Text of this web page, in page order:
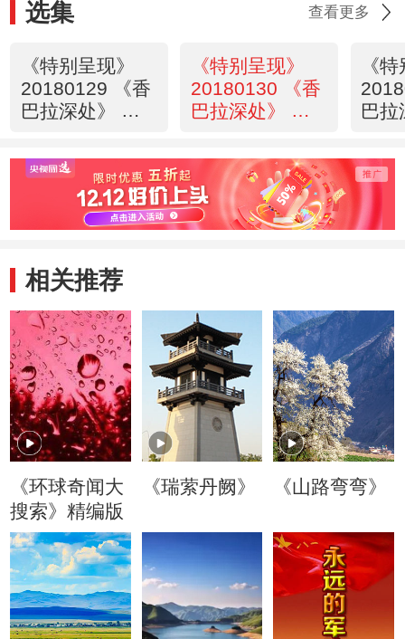
选集 查看更多
《特别呈现》
20180129 《香
巴拉深处》 第
《特别呈现》
20180130 《香
巴拉深处》 第
《
巴拉
相关推荐
《环球奇闻大
搜索》精编版
《瑞萦丹阙》 《山路弯弯》